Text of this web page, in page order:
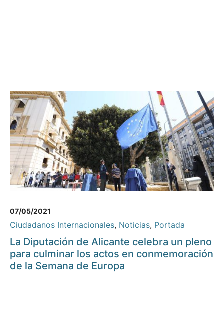
07/05/2021
Ciudadanos Internacionales, Noticias, Portada
La Diputación de Alicante celebra un pleno
para culminar los actos en conmemoración
de la Semana de Europa